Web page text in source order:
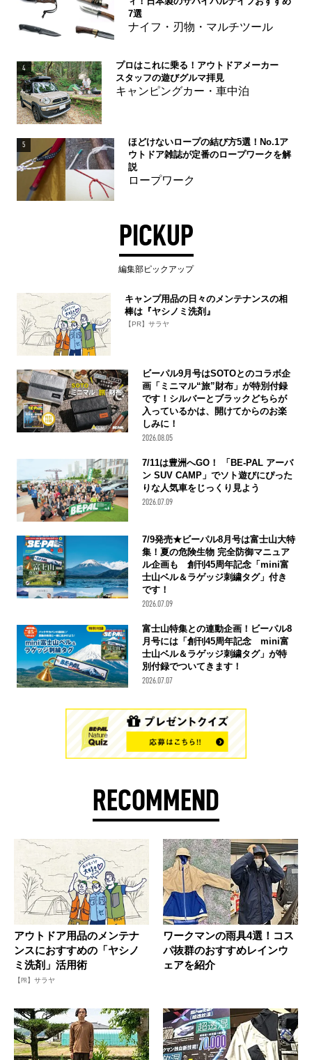
7選
ナイフ・刃物・マルチツール
4
プロはこれに乗る！アウトドアメーカー
スタッフの遊びグルマ拝見
キャンピングカー・車中泊
5
ほどけないロープの結び方5選！No.1ア
ウトドア雑誌が定番のロープワークを解
説
ロープワーク
PICKUP
編集部ピックアップ
キャンプ用品の日々のメンテナンスの相
棒は『ヤシノミ洗剤』
【PR】サラヤ
ビーパル9月号はSOTOとのコラボ企
画「ミニマル“旅”財布」が特別付録
です！シルバーとブラックどちらが
入っているかは、開けてからのお楽
しみに！
2026.08.05
7/11は豊洲へGO！ 「BE-PAL アーバ
ン SUV CAMP」でソト遊びにぴった
りな人気車をじっくり見よう
2026.07.09
7/9発売★ビーパル8月号は富士山大特
集！夏の危険生物 完全防御マニュア
ル企画も 創刊45周年記念「mini富
士山ベル＆ラゲッジ刺繍タグ」付き
です！
2026.07.09
富士山特集との連動企画！ビーパル8
月号には「創刊45周年記念 mini富
士山ベル＆ラゲッジ刺繍タグ」が特
別付録でついてきます！
2026.07.07
RECOMMEND
アウトドア用品のメンテナ
ンスにおすすめの「ヤシノ
ミ洗剤」活用術
【PR】サラヤ
ワークマンの雨具4選！コス
パ抜群のおすすめレインウ
ェアを紹介